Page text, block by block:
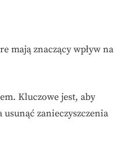
mają znaczący wpływ na
Kluczowe jest, aby
zanieczyszczenia